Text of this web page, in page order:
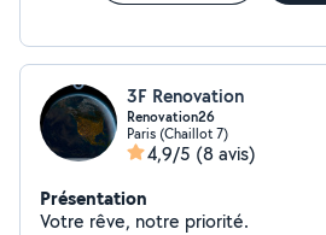
3F Renovation
Renovation26
Paris (Chaillot 7)
4,9/5 (8 avis)
Présentation
Votre rêve, notre priorité.